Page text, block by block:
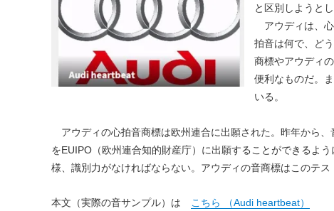
と区別しようと
アウディは、心
拍音は何で、ど
商標やアウディ
便利なものだ。
いる。
アウディの心拍音商標は欧州連合に出願された。昨年から
をEUIPO（欧州連合知的財産庁）に出願することができるよ
様、識別力がなければならない。アウディの音商標はこのテス
本文（実際の音サンプル）は こちら （Audi heartbeat）